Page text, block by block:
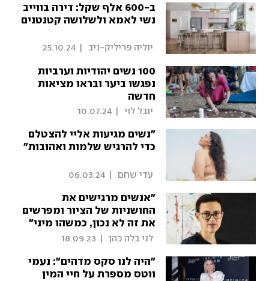
ב-600 אלף שקל: דירה בווייב
נשי לאמא ולשלושה קטנטנים
יוליה פריליק-ניב 25.10.24
100 נשים יהודיות וערביות
נפגשו ביער ובראו מציאות
חדשה
יובל לוי 10.07.24
"נשים מגיעות אליי להצטלם
כדי להרגיש שלמות ואהובות"
עדי שחם 06.03.24
"אנשים מרגישים את
החושניות של הציור ומפרשים
את זה לא נכון, כמשהו מיני"
לני בלה כהן 18.09.23
"היה לנו סקס מדהים": נעמי
ווטס מספרת על חיי המין